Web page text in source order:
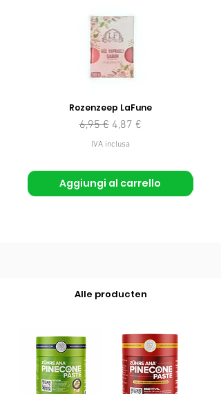
Rozenzeep LaFune
Prezzo regolare
6,95 € Prezzo scontato
4,87 €
IVA inclusa
Aggiungi al carrello
Alle producten